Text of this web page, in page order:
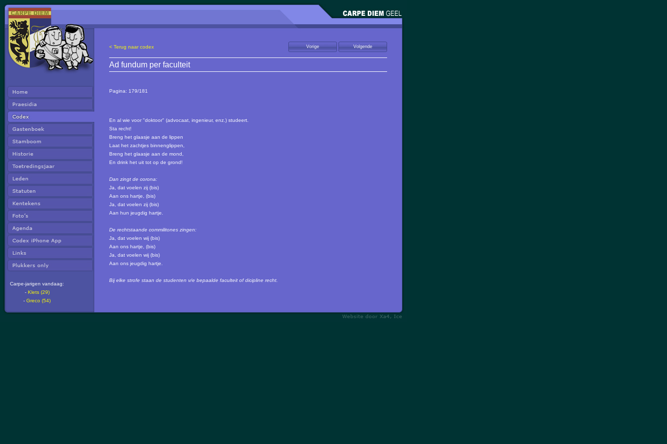
Carpe-jarigen vandaag:
- Klets (29)
- Greco (54)
< Terug naar codex
Ad fundum per faculteit
Pagina: 179/181
En al wie voor "doktoor" (advocaat, ingenieur, enz.) studeert.
Sta recht!
Breng het glaasje aan de lippen
Laat het zachtjes binnenglippen,
Breng het glaasje aan de mond,
En drink het uit tot op de grond!
Dan zingt de corona:
Ja, dat voelen zij (bis)
Aan ons hartje, (bis)
Ja, dat voelen zij (bis)
Aan hun jeugdig hartje.
De rechtstaande commilitones zingen:
Ja, dat voelen wij (bis)
Aan ons hartje, (bis)
Ja, dat voelen wij (bis)
Aan ons jeugdig hartje.
Bij elke strofe staan de studenten v/e bepaalde faculteit of dicipline recht.